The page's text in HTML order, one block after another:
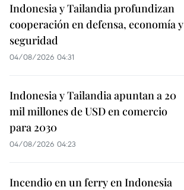
Indonesia y Tailandia profundizan
cooperación en defensa, economía y
seguridad
04/08/2026 04:31
Indonesia y Tailandia apuntan a 20
mil millones de USD en comercio
para 2030
04/08/2026 04:23
Incendio en un ferry en Indonesia